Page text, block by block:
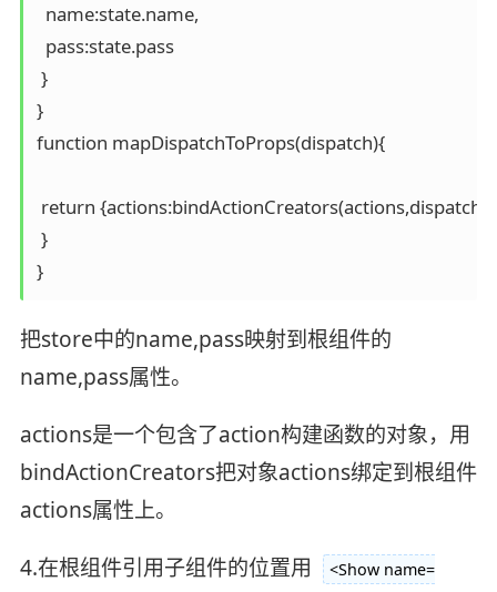
  name:state.name,
  pass:state.pass
}
}
function mapDispatchToProps(dispatch){
return {actions:bindActionCreators(actions,dispatch)
}
}
把store中的name,pass映射到根组件的
name,pass属性。
actions是一个包含了action构建函数的对象，用
bindActionCreators把对象actions绑定到根组件
actions属性上。
4.在根组件引用子组件的位置用
<Show name=